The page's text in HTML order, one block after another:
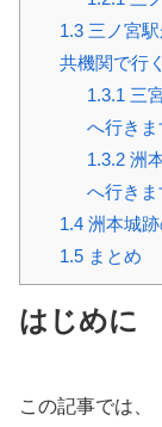
1.3三ノ宮
共機関で行
1.3.1 三
へ行きま
1.3.2洲
へ行きま
1.4洲本城跡
1.5まとめ
はじめに
この記事では、